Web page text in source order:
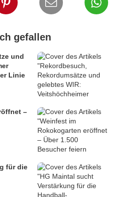
gefallen
und
Linie
–
für die